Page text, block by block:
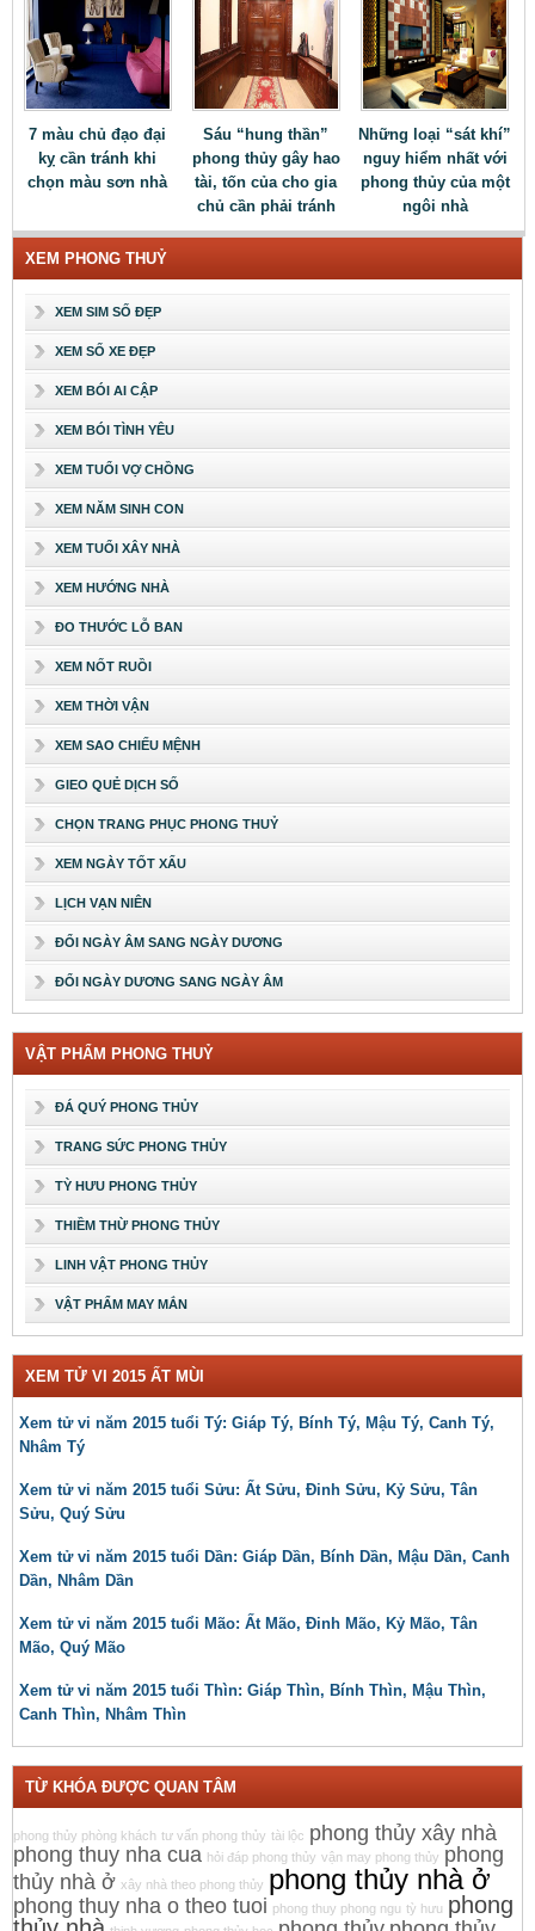
7 màu chủ đạo đại
kỵ cần tránh khi
chọn màu sơn nhà
Sáu “hung thần”
phong thủy gây hao
tài, tốn của cho gia
chủ cần phải tránh
Những loại “sát khí”
nguy hiểm nhất với
phong thủy của một
ngôi nhà
XEM PHONG THUỶ
XEM SIM SỐ ĐẸP
XEM SỐ XE ĐẸP
XEM BÓI AI CẬP
XEM BÓI TÌNH YÊU
XEM TUỔI VỢ CHỒNG
XEM NĂM SINH CON
XEM TUỔI XÂY NHÀ
XEM HƯỚNG NHÀ
ĐO THƯỚC LỖ BAN
XEM NỐT RUỒI
XEM THỜI VẬN
XEM SAO CHIẾU MỆNH
GIEO QUẺ DỊCH SỐ
CHỌN TRANG PHỤC PHONG THUỶ
XEM NGÀY TỐT XẤU
LỊCH VẠN NIÊN
ĐỔI NGÀY ÂM SANG NGÀY DƯƠNG
ĐỔI NGÀY DƯƠNG SANG NGÀY ÂM
VẬT PHẨM PHONG THUỶ
ĐÁ QUÝ PHONG THỦY
TRANG SỨC PHONG THỦY
TỲ HƯU PHONG THỦY
THIỀM THỪ PHONG THỦY
LINH VẬT PHONG THỦY
VẬT PHẨM MAY MẮN
XEM TỬ VI 2015 ẤT MÙI
Xem tử vi năm 2015 tuổi Tý: Giáp Tý, Bính Tý, Mậu Tý, Canh Tý,
Nhâm Tý
Xem tử vi năm 2015 tuổi Sửu: Ất Sửu, Đinh Sửu, Kỷ Sửu, Tân
Sửu, Quý Sửu
Xem tử vi năm 2015 tuổi Dần: Giáp Dần, Bính Dần, Mậu Dần, Canh
Dần, Nhâm Dần
Xem tử vi năm 2015 tuổi Mão: Ất Mão, Đinh Mão, Kỷ Mão, Tân
Mão, Quý Mão
Xem tử vi năm 2015 tuổi Thìn: Giáp Thìn, Bính Thìn, Mậu Thìn,
Canh Thìn, Nhâm Thìn
TỪ KHÓA ĐƯỢC QUAN TÂM
phong thủy phòng khách tư vấn phong thủy tài lộc phong thủy xây nhà
phong thuy nha cua hỏi đáp phong thủy vận may phong thủy phong
thủy nhà ở xây nhà theo phong thủy phong thủy nhà ở
phong thuy nha o theo tuoi phong thuy phong ngu tỳ hưu phong